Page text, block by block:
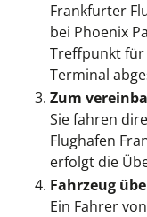
Frankfurter
bei Phoenix
Treffpunkt für
Terminal
Zum
Sie fahren
Flughafen
erfolgt die
Fahrzeug
Ein Fahrer